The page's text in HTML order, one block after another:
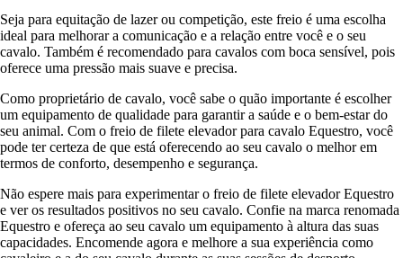
Seja para equitação de lazer ou competição, este freio é uma escolha
ideal para melhorar a comunicação e a relação entre você e o seu
cavalo. Também é recomendado para cavalos com boca sensível, pois
oferece uma pressão mais suave e precisa.
Como proprietário de cavalo, você sabe o quão importante é escolher
um equipamento de qualidade para garantir a saúde e o bem-estar do
seu animal. Com o freio de filete elevador para cavalo Equestro, você
pode ter certeza de que está oferecendo ao seu cavalo o melhor em
termos de conforto, desempenho e segurança.
Não espere mais para experimentar o freio de filete elevador Equestro
e ver os resultados positivos no seu cavalo. Confie na marca renomada
Equestro e ofereça ao seu cavalo um equipamento à altura das suas
capacidades. Encomende agora e melhore a sua experiência como